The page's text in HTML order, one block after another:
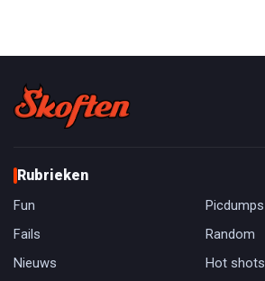
Rubrieken
Fun
Picdumps
Fails
Random
Nieuws
Hot shots